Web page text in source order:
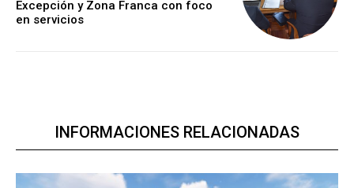
Excepción y Zona Franca con foco
en servicios
INFORMACIONES RELACIONADAS